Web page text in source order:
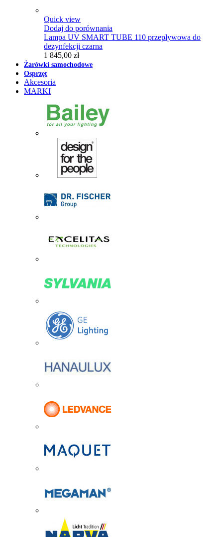
Quick view
Dodaj do porównania
Lampa UV SMART TUBE 110 przepływowa do
dezynfekcji czarna
1 845,00 zł
Żarówki samochodowe
Osprzęt
Akcesoria
MARKI